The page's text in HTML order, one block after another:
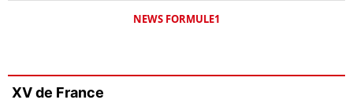
NEWS FORMULE1
XV de France